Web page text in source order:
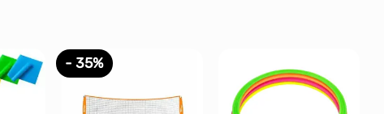
- 35%